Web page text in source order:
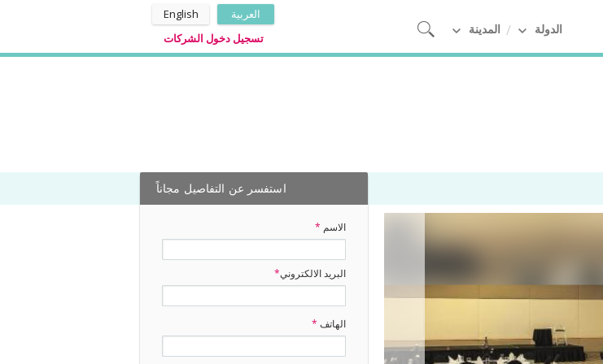
الدولة المدينة
العربية
English
تسجيل دخول الشركات
استفسر عن التفاصيل مجاناً
الاسم *
البريد الالكتروني*
الهاتف *